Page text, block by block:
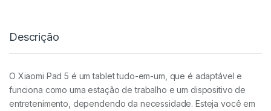
Descrição
O Xiaomi Pad 5 é um tablet tudo-em-um, que é adaptável e
funciona como uma estação de trabalho e um dispositivo de
entretenimento, dependendo da necessidade. Esteja você em